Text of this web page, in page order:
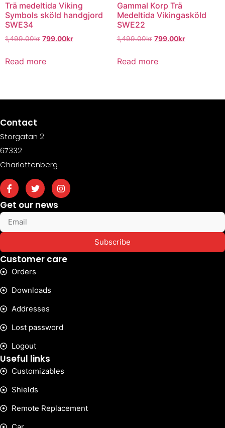
Trä medeltida Viking
Symbols sköld handgjord
SWE34
1,499.00kr 799.00kr
Read more
Gammal Korp Trä
Medeltida Vikingasköld
SWE22
1,499.00kr 799.00kr
Read more
Contact
Storgatan 2
67332
Charlottenberg
Get our news
Subscribe
Customer care
Orders
Downloads
Addresses
Lost password
Logout
Useful links
Customizables
Shields
Remote Replacement